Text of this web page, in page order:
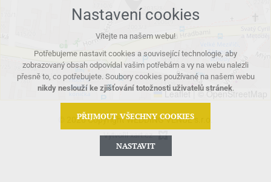
Leaflet | © OpenStreetMap
© 2026 Copyright WEDDING VENUE s.r.o.
Vytvořil xart.cz
Nastavení cookies
Vítejte na našem webu!
Potřebujeme nastavit cookies a související technologie, aby
zobrazovaný obsah odpovídal vašim potřebám a vy na webu nalezli
přesně to, co potřebujete. Soubory cookies používané na našem webu
nikdy neslouží ke zjišťování totožnosti uživatelů stránek.
PŘIJMOUT VŠECHNY COOKIES
NASTAVIT